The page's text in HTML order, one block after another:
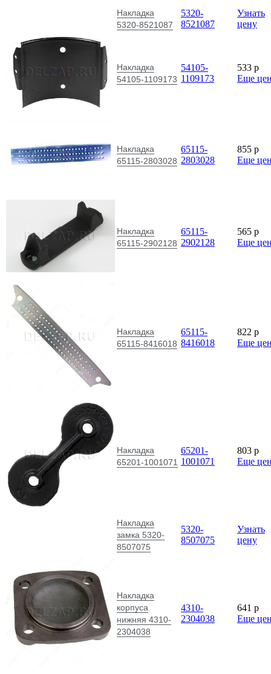
Накладка
5320-8521087
5320-
8521087
Узнать
цену
Накладка
54105-1109173
54105-
1109173
533 p
Еще
Накладка
65115-2803028
65115-
2803028
855 p
Еще
Накладка
65115-2902128
65115-
2902128
565 p
Еще
Накладка
65115-8416018
65115-
8416018
822 p
Еще
Накладка
65201-1001071
65201-
1001071
803 p
Еще
Накладка
замка 5320-
8507075
5320-
8507075
Узнать
цену
Накладка
корпуса
нижняя 4310-
2304038
4310-
2304038
641 p
Еще